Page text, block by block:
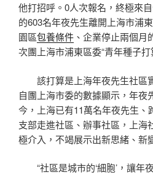
他打招呼。0人次報名，終極來
的603名年夜先生離開上海市浦
園區包養條件 、企業停止兩個
次團上海市浦東區委“青年種子打
該打算是上海年夜先生社區
自團上海市委的數據顯示，年夜
今，上海已有11萬名年夜先生、
支部走進社區、辦事社區，上海
極介入，不竭展示出新思緒、新
“社區是城市的‘細胞’，讓年